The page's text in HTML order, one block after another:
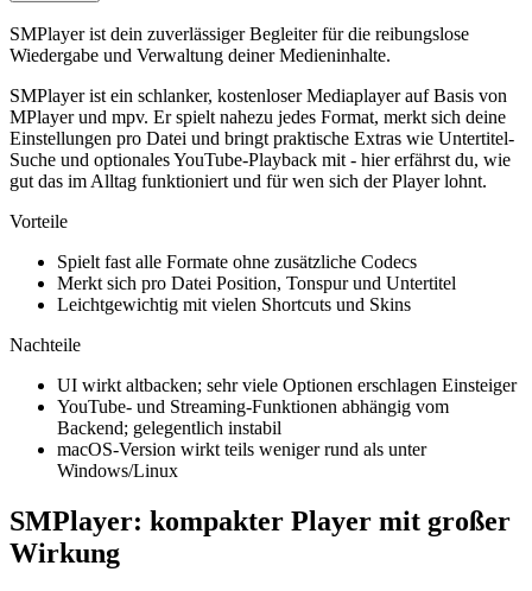
SMPlayer ist dein zuverlässiger Begleiter für die reibungslose
Wiedergabe und Verwaltung deiner Medieninhalte.
SMPlayer ist ein schlanker, kostenloser Mediaplayer auf Basis von
MPlayer und mpv. Er spielt nahezu jedes Format, merkt sich deine
Einstellungen pro Datei und bringt praktische Extras wie Untertitel-
Suche und optionales YouTube-Playback mit - hier erfährst du, wie
gut das im Alltag funktioniert und für wen sich der Player lohnt.
Vorteile
Spielt fast alle Formate ohne zusätzliche Codecs
Merkt sich pro Datei Position, Tonspur und Untertitel
Leichtgewichtig mit vielen Shortcuts und Skins
Nachteile
UI wirkt altbacken; sehr viele Optionen erschlagen Einsteiger
YouTube- und Streaming-Funktionen abhängig vom
Backend; gelegentlich instabil
macOS-Version wirkt teils weniger rund als unter
Windows/Linux
SMPlayer: kompakter Player mit großer
Wirkung